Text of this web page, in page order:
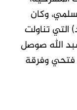
وكان
تناولت
الله صوصل
فتحي وفرقة